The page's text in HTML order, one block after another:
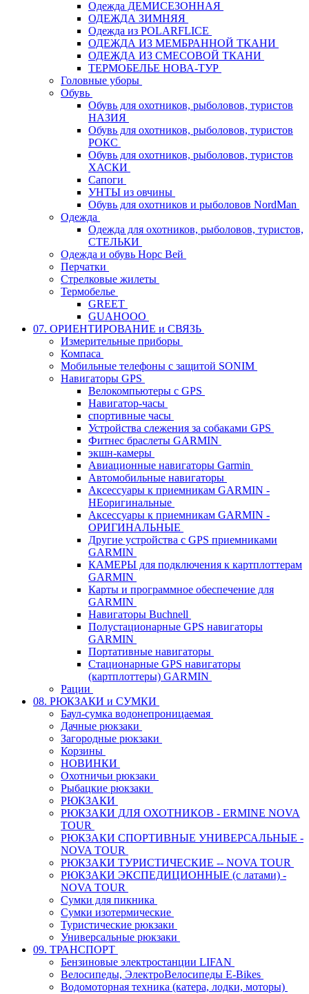
Одежда ДЕМИСЕЗОННАЯ
ОДЕЖДА ЗИМНЯЯ
Одежда из POLARFLICE
ОДЕЖДА ИЗ МЕМБРАННОЙ ТКАНИ
ОДЕЖДА ИЗ СМЕСОВОЙ ТКАНИ
ТЕРМОБЕЛЬЕ НОВА-ТУР
Головные уборы
Обувь
Обувь для охотников, рыболовов, туристов
НАЗИЯ
Обувь для охотников, рыболовов, туристов
РОКС
Обувь для охотников, рыболовов, туристов
ХАСКИ
Сапоги
УНТЫ из овчины
Обувь для охотников и рыболовов NordMan
Одежда
Одежда для охотников, рыболовов, туристов,
СТЕЛЬКИ
Одежда и обувь Норс Вей
Перчатки
Стрелковые жилеты
Термобелье
GREET
GUAHOOO
07. ОРИЕНТИРОВАНИЕ и СВЯЗЬ
Измерительные приборы
Компаса
Мобильные телефоны с защитой SONIM
Навигаторы GPS
Велокомпьютеры с GPS
Навигатор-часы
спортивные часы
Устройства слежения за собаками GPS
Фитнес браслеты GARMIN
экшн-камеры
Авиационные навигаторы Garmin
Автомобильные навигаторы
Аксессуары к приемникам GARMIN -
НЕоригинальные
Аксессуары к приемникам GARMIN -
ОРИГИНАЛЬНЫЕ
Другие устройства с GPS приемниками
GARMIN
КАМЕРЫ для подключения к картплоттерам
GARMIN
Карты и программное обеспечение для
GARMIN
Навигаторы Buchnell
Полустационарные GPS навигаторы
GARMIN
Портативные навигаторы
Стационарные GPS навигаторы
(картплоттеры) GARMIN
Рации
08. РЮКЗАКИ и СУМКИ
Баул-сумка водонепроницаемая
Дачные рюкзаки
Загородные рюкзаки
Корзины
НОВИНКИ
Охотничьи рюкзаки
Рыбацкие рюкзаки
РЮКЗАКИ
РЮКЗАКИ ДЛЯ ОХОТНИКОВ - ERMINE NOVA
TOUR
РЮКЗАКИ СПОРТИВНЫЕ УНИВЕРСАЛЬНЫЕ -
NOVA TOUR
РЮКЗАКИ ТУРИСТИЧЕСКИЕ -- NOVA TOUR
РЮКЗАКИ ЭКСПЕДИЦИОННЫЕ (с латами) -
NOVA TOUR
Сумки для пикника
Сумки изотермические
Туристические рюкзаки
Универсальные рюкзаки
09. ТРАНСПОРТ
Бензиновые электростанции LIFAN
Велосипеды, ЭлектроВелосипеды E-Bikes
Водомоторная техника (катера, лодки, моторы)